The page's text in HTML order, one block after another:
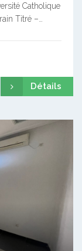
Catholique
Titré –…
Détails